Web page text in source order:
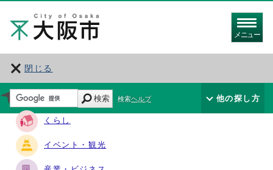
メニュー
閉じる
サイト・ナビ
くらし
イベント・観光
検索 検索ヘルプ 他の探し方